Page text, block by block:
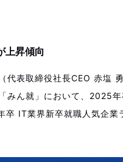
上昇傾向
表取締役社長CEO 赤塩
みん就」において、2025
IT業界新卒就職人気企業